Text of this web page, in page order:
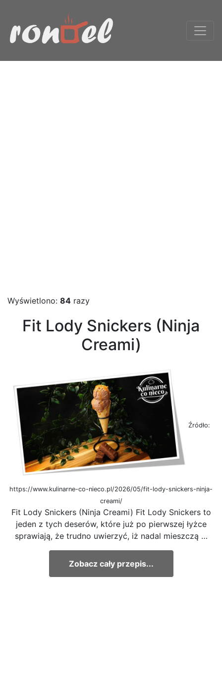
Wyświetlono: 84 razy
Fit Lody Snickers (Ninja
Creami)
Źródło:
https://www.kulinarne-co-nieco.pl/2026/05/fit-lody-snickers-ninja-
creami/
Fit Lody Snickers (Ninja Creami) Fit Lody Snickers to
jeden z tych deserów, które już po pierwszej łyżce
sprawiają, że trudno uwierzyć, iż nadal mieszczą …
Zobacz cały przepis...